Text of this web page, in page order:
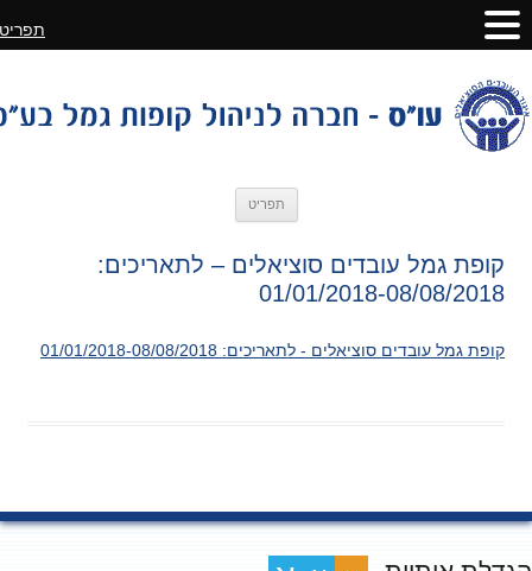
תפריט
קופת גמל עובדים סוציאלים – לתאריכים:
01/01/2018-08/08/2018
קופת גמל עובדים סוציאלים - לתאריכים: 01/01/2018-08/08/2018
תפריט